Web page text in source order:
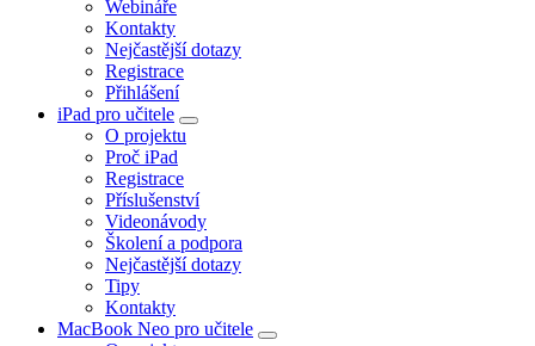
Webináře
Kontakty
Nejčastější dotazy
Registrace
Přihlášení
iPad pro učitele
O projektu
Proč iPad
Registrace
Příslušenství
Videonávody
Školení a podpora
Nejčastější dotazy
Tipy
Kontakty
MacBook Neo pro učitele